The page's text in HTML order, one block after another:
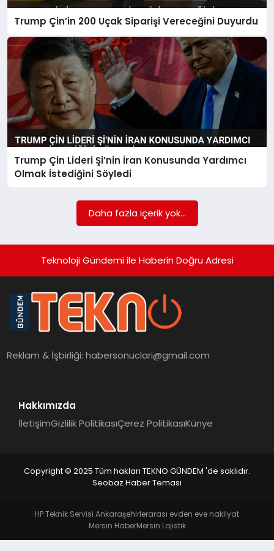
SAĞLIK
SIYASET
SPOR
YAŞAM
Trump Çin’in 200 Uçak Siparişi Vereceğini Duyurdu
Trump Çin Lideri Şi’nin İran Konusunda Yardımcı
Olmak İstediğini Söyledi
Daha fazla içerik yok...
Teknoloji Gündemi ile Haberin Doğru Adresi
Reklam & İşbirliği:habersonuclari@gmail.com
Hakkımızda
İletişimGizlilik PolitikasıÇerez PolitikasıKünye
Copyright © 2025 Tüm hakları TEKNO GÜNDEM 'de saklıdır.
Seobaz Haber Teması
HP Teknik Servisi Ankaraşehirlerarası evden eve nakliyat
Mersin HaberMersin Lojistik